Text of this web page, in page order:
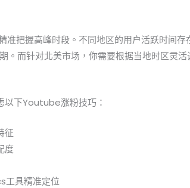
把握高峰时段。不同地区的用户活跃时间存
。而针对北美市场，你需要根据当地时区灵
以下Youtube涨粉技巧：
征
度
具精准定位